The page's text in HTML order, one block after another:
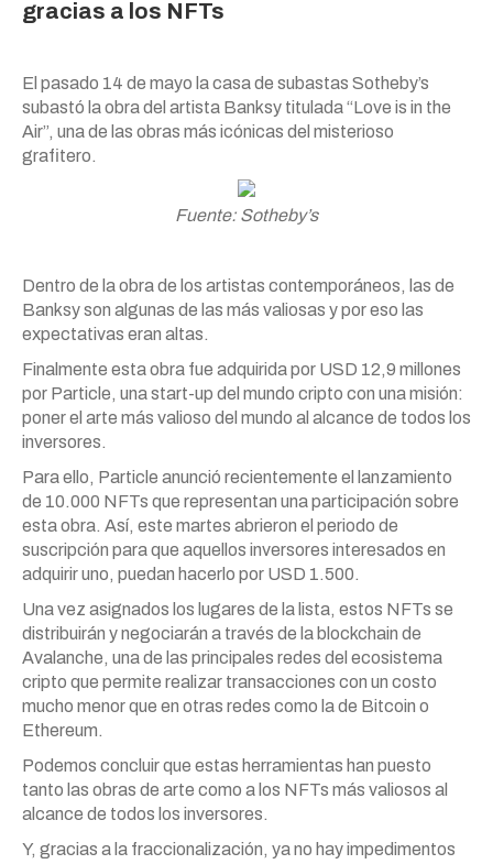
gracias a los NFTs
El pasado 14 de mayo la casa de subastas Sotheby’s
subastó la obra del artista Banksy titulada “Love is in the
Air”, una de las obras más icónicas del misterioso
grafitero.
Fuente: Sotheby’s
Dentro de la obra de los artistas contemporáneos, las de
Banksy son algunas de las más valiosas y por eso las
expectativas eran altas.
Finalmente esta obra fue adquirida por USD 12,9 millones
por Particle, una start-up del mundo cripto con una misión:
poner el arte más valioso del mundo al alcance de todos los
inversores.
Para ello, Particle anunció recientemente el lanzamiento
de 10.000 NFTs que representan una participación sobre
esta obra. Así, este martes abrieron el periodo de
suscripción para que aquellos inversores interesados en
adquirir uno, puedan hacerlo por USD 1.500.
Una vez asignados los lugares de la lista, estos NFTs se
distribuirán y negociarán a través de la blockchain de
Avalanche, una de las principales redes del ecosistema
cripto que permite realizar transacciones con un costo
mucho menor que en otras redes como la de Bitcoin o
Ethereum.
Podemos concluir que estas herramientas han puesto
tanto las obras de arte como a los NFTs más valiosos al
alcance de todos los inversores.
Y, gracias a la fraccionalización, ya no hay impedimentos